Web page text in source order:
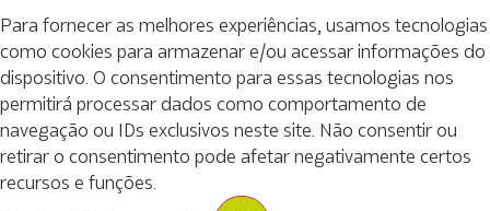
Para fornecer as melhores experiências, usamos tecnologias
como cookies para armazenar e/ou acessar informações do
dispositivo. O consentimento para essas tecnologias nos
permitirá processar dados como comportamento de
navegação ou IDs exclusivos neste site. Não consentir ou
retirar o consentimento pode afetar negativamente certos
recursos e funções.